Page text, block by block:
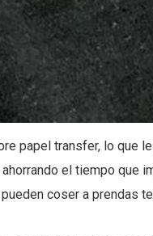
papel transfer, lo que
el tiempo que
coser a prendas